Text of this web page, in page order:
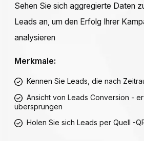
Sehen Sie sich aggregierte Daten
Leads an, um den Erfolg Ihrer
analysieren
Merkmale:
Kennen Sie Leads, die nach
Ansicht von Leads Conversion -
übersprungen
Holen Sie sich Leads per Quell -